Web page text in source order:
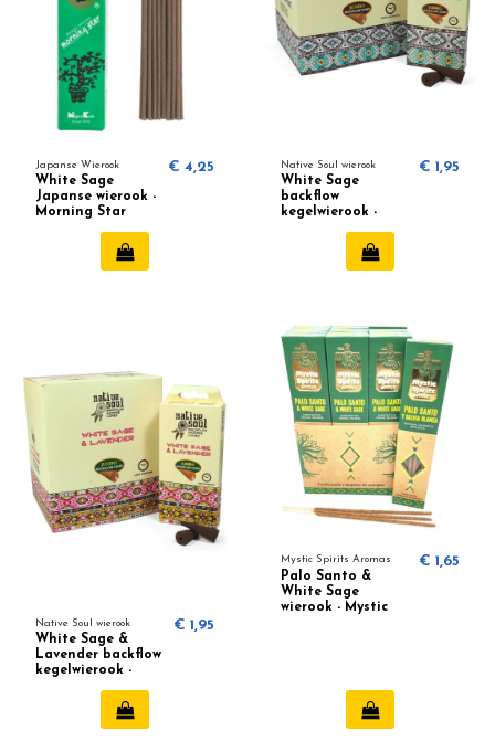
Japanse Wierook
White Sage
Japanse wierook -
Morning Star
€ 4,25 Native Soul wierook
White Sage
backflow
kegelwierook -
€ 1,95
Native Soul wierook
White Sage &
Lavender backflow
kegelwierook -
€ 1,95
Mystic Spirits Aromas
Palo Santo &
White Sage
wierook - Mystic
€ 1,65